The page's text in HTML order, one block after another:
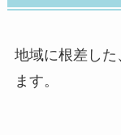
地域に根差し
ます。